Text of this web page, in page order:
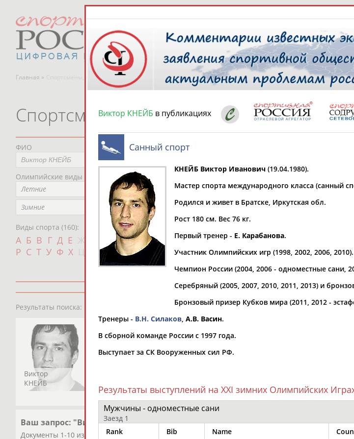
Главная » Спортсмены, тренеры и специалисты РЕСУРСНАЯ
Спортсмены, тренеры и специалисты
ФИО
Олимпийские виды спорта
Летние
Зимние
Виды спорта (160):
А Б В Г Д Е К Л М Н О
П
Р С Т У Ф Х Ш Щ Э Ю Я
Не выбран
Регион проживания
Не выбран
Дата рождения
год чч
Результаты поиска:
Виктор
КНЕЙБ
Ваш запрос: "Виктор КНЕЙБ"
Документы 1-10 из 16 найденных уникальных документов
Виктор КНЕЙБ в публикациях
Санный спорт
КНЕЙБ Виктор Иванович (19.04.1980).
Мастер спорта международного класса (санный
Родился и живет в Братске, Иркутская обл.
Рост 180 см. Вес 76 кг.
Первый тренер - Е. Карабанова.
Участник Олимпийских игр (1998, 2002, 2006, 2010).
Чемпион России (2004, 2006 - одноместные сани,
Серебряный (2005, 2007, 2010, 2011, 2013) и
Бронзовый призер Кубков мира (2011, 2012 -
Тренеры - В.Н. Силаков А.В. Васин.
В сборной команде России с 1997 года.
Выступает за СК Вооруженных сил РФ.
Результаты выступлений на XXI зимних Олимпийских
Мужчины - одноместные сани
Заезд 1
Rank
Bib Name